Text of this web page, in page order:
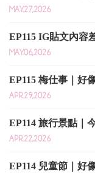
MAY.27,2026
EP115 IG貼文內容
MAY.06,2026
EP115 梅仕事｜好
APR.29,2026
EP114 旅行景點｜
APR.22,2026
EP114 兒童節｜好